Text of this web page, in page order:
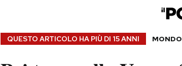
QUESTO ARTICOLO HA PIÙ DI 15 ANNI MONDO